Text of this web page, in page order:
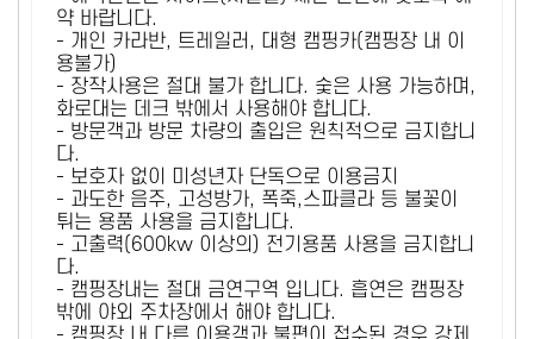
약 바랍니다.
- 개인 카라반, 트레일러, 대형 캠핑카(캠핑장 내 이
용불가)
- 장작사용은 절대 불가 합니다. 숯은 사용 가능하며,
화로대는 데크 밖에서 사용해야 합니다.
- 방문객과 방문 차량의 출입은 원칙적으로 금지합니
다.
- 보호자 없이 미성년자 단독으로 이용금지
- 과도한 음주, 고성방가, 폭죽,스파클라 등 불꽃이
튀는 용품 사용을 금지합니다.
- 고출력(600kw 이상의) 전기용품 사용을 금지합니
다.
- 캠핑장내는 절대 금연구역 입니다. 흡연은 캠핑장
밖에 야외 주차장에서 해야 합니다.